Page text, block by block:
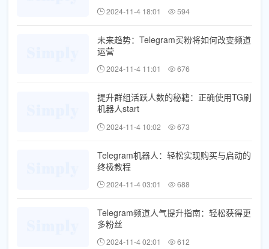
2024-11-4 18:01 594
未来趋势：Telegram买粉将如何改变频道
运营
2024-11-4 11:01 676
提升群组活跃人数的秘籍：正确使用TG刷
机器人start
2024-11-4 10:02 673
Telegram机器人：轻松实现购买与启动的
终极教程
2024-11-4 03:01 688
Telegram频道人气提升指南：轻松获得更
多粉丝
2024-11-4 02:01 612